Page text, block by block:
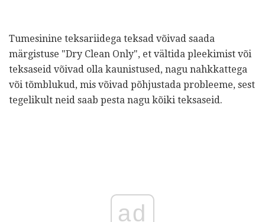
Tumesinine teksariidega teksad võivad saada
märgistuse "Dry Clean Only", et vältida pleekimist või
teksaseid võivad olla kaunistused, nagu nahkkattega
või tõmblukud, mis võivad põhjustada probleeme, sest
tegelikult neid saab pesta nagu kõiki teksaseid.
ad